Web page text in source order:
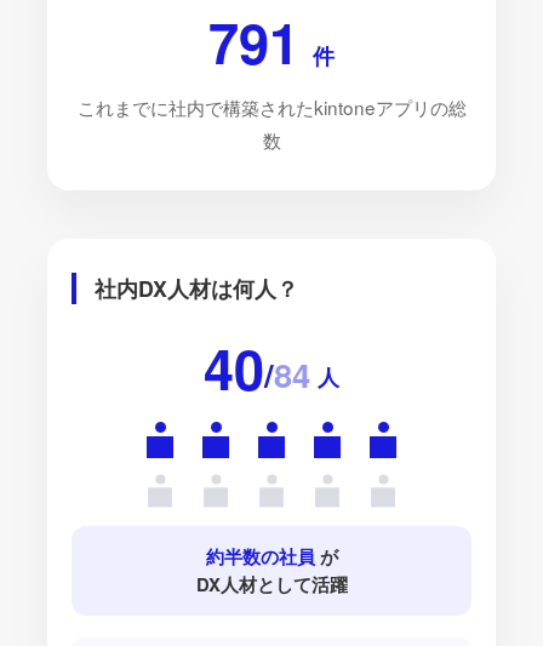
791 件
これまでに社内で構築されたkintoneアプリの総
数
社内DX人材は何人？
40/84 人
約半数の社員 が
DX人材として活躍